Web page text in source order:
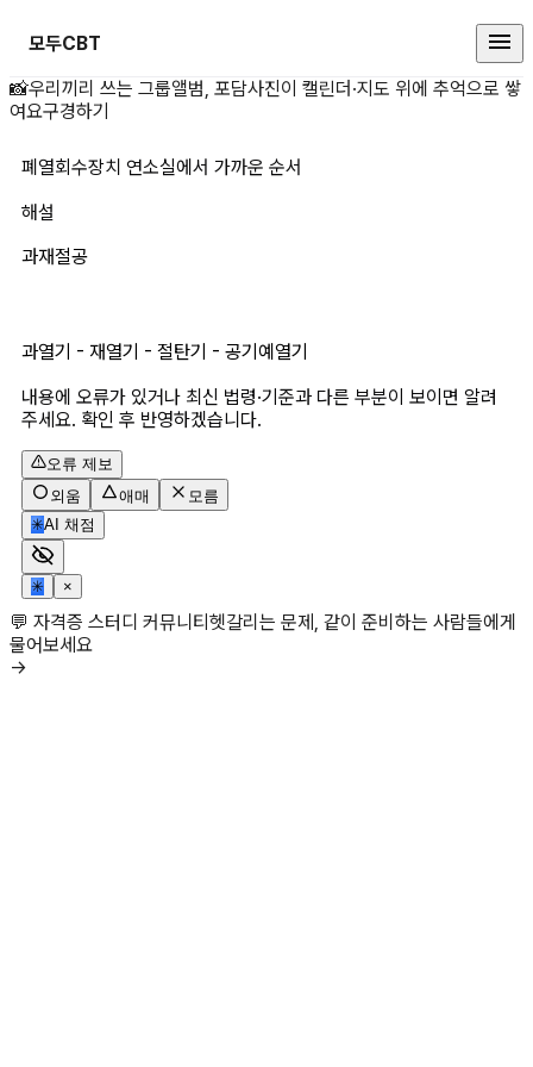
모두CBT
폐열회수장치 연소실에서 가까운
📸우리끼리 쓰는 그룹앨범, 포담사진이 캘린더·지도 위에 추억으로 쌓
여요구경하기
폐열회수장치 연소실에서 가까운 순서
해설
과재절공
과열기 - 재열기 - 절탄기 - 공기예열기
내용에 오류가 있거나 최신 법령·기준과 다른 부분이 보이면 알려
주세요. 확인 후 반영하겠습니다.
오류 제보
외움
애매
모름
✳AI 채점
✳ ×
💬 자격증 스터디 커뮤니티헷갈리는 문제, 같이 준비하는 사람들에게
물어보세요
→